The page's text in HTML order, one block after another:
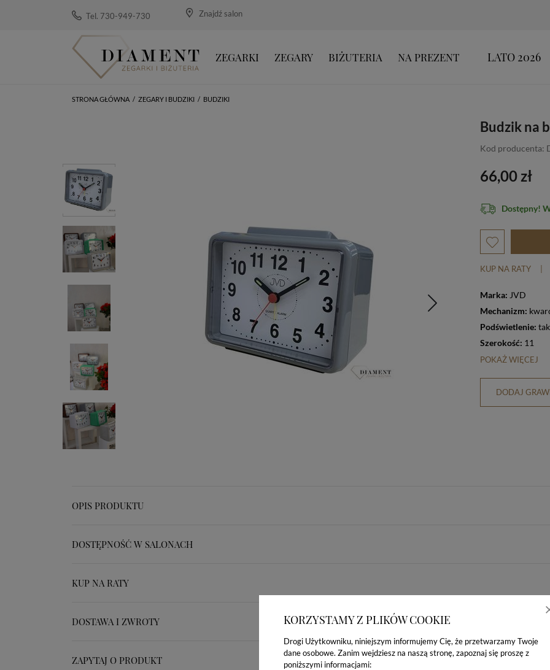
KORZYSTAMY Z PLIKÓW COOKIE
Drogi Użytkowniku, niniejszym informujemy Cię, że przetwarzamy Twoje
dane osobowe. Zanim wejdziesz na naszą stronę, zapoznaj się proszę z
poniższymi informacjami:
Tel. 730-949-730 Znajdź salon
ZEGARKI ZEGARY BIŻUTERIA NA PREZENT LATO 2026
STRONA GŁÓWNA / ZEGARY I BUDZIKI / BUDZIKI
Budzik na
Kod producenta:
66,00 zł
Dostępny!
KUP NA RATY
Marka: JVD
Mechanizm:
Podświetlenie: tak
Szerokość: 11
POKAŻ WIĘCEJ
DODAJ
OPIS PRODUKTU
DOSTĘPNOŚĆ W SALONACH
KUP NA RATY
DOSTAWA I ZWROTY
ZAPYTAJ O PRODUKT